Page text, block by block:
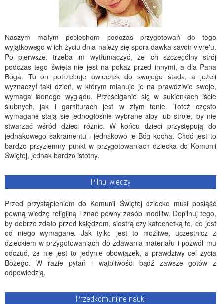
Naszym małym pociechom podczas przygotowań do tego
wyjątkowego w ich życiu dnia należy się spora dawka savoir-vivre'u.
Po pierwsze, trzeba im wytłumaczyć, że ich szczególny strój
podczas tego święta nie jest na pokaz przed innymi, a dla Pana
Boga. To on potrzebuje owieczek do swojego stada, a jeżeli
wyznaczył taki dzień, w którym mianuje je na prawdziwie swoje,
wymaga ładnego wyglądu. Prześciganie się w sukienkach iście
ślubnych, jak i garniturach jest w złym tonie. Toteż często
wymagane stają się jednogłośnie wybrane alby lub stroje, by nie
stwarzać wśród dzieci różnic. W końcu dzieci przystępują do
jednakowego sakramentu i jednakowo je Bóg kocha. Choć jest to
bardzo przyziemny punkt w przygotowaniach dziecka do Komunii
Świętej, jednak bardzo istotny.
Pilnuj wiedzy
Przed przystąpieniem do Komunii Świętej dziecko musi posiąść
pewną wiedzę religijną i znać pewny zasób modlitw. Dopilnuj tego,
by dobrze zdało przed księdzem, siostrą czy katechetką to, co jest
od niego wymagane. Jak tylko jest to możliwe, uczestnicz z
dzieckiem w przygotowaniach do zdawania materiału i pozwól mu
odczuć, że nie jest to jedynie obowiązek, a prawdziwy cel życia
Bożego. W razie pytań i wątpliwości bądź zawsze gotów z
odpowiedzią.
Przedkomunijne nauki